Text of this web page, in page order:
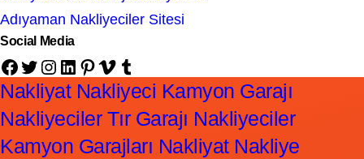
Adıyaman Nakliyeciler Sitesi
Social Media
Facebook Twitter Instagram LinkedIn Pinterest Vimeo Tumblr
Nakliyat Nakliyeci Kamyon Garajı
Nakliyeciler Tır Garajı Nakliyeciler
Kamyon Garajları Nakliyat Nakliye